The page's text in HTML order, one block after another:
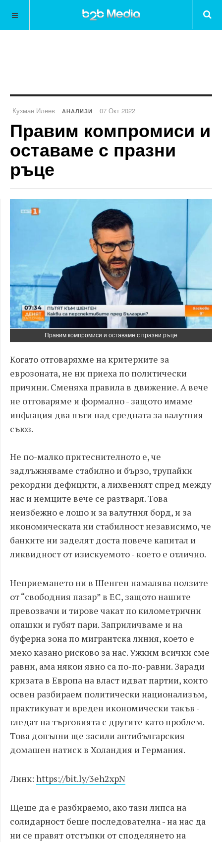
Кузман Илеев АНАЛИЗИ 07 Окт 2022
Правим компромиси и
оставаме с празни
ръце
Правим компромиси и оставаме с празни ръце
Когато отговаряхме на критериите за
еврозоната, не ни приеха по политически
причини. Сменяха правила в движение. А вече
не отговаряме и формално - защото имаме
инфлация два пъти над средната за валутния
съюз.
Не по-малко притеснителното е, че
задлъжняваме стабилно и бързо, трупайки
рекордни дефицити, а лихвеният спред между
нас и немците вече се разтваря. Това
неизбежно е лошо и за валутния борд, и за
икономическата ни стабилност независимо, че
банките ни заделят доста повече капитал и
ликвидност от изискуемото - което е отлично.
Неприемането ни в Шенген намалява ползите
от “свободния пазар” в ЕС, защото нашите
превозвачи и тирове чакат по километрични
опашки и губят пари. Заприличваме и на
буферна зона по мигрантска линия, което е
меко казано рисково за нас. Ужким всички сме
равни, ама някои явно са по-по-равни. Заради
кризата в Европа на власт идват партии, които
освен разбираем политически национализъм,
практикуват и вреден икономически такъв -
гледат на търговията с другите като проблем.
Това допълни ще засили антибългарския
домашен натиск в Холандия и Германия.
Линк: https://bit.ly/3eh2xpN
Щеше да е разбираемо, ако тази липса на
солидарност беше последователна - на нас да
ни се правят отстъпки от споделянето на